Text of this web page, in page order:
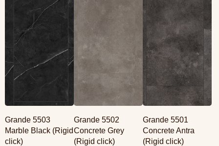
Grande 5503
Marble Black (Rigid
click)
overGrande 5503
Marble Black (Rigid
click)
Grande 5502
Concrete Grey
(Rigid click)
(Rigid click)
Grande 5501
Concrete Antra
(Rigid click)
overGrande 5501
Concrete Antra
(Rigid click)